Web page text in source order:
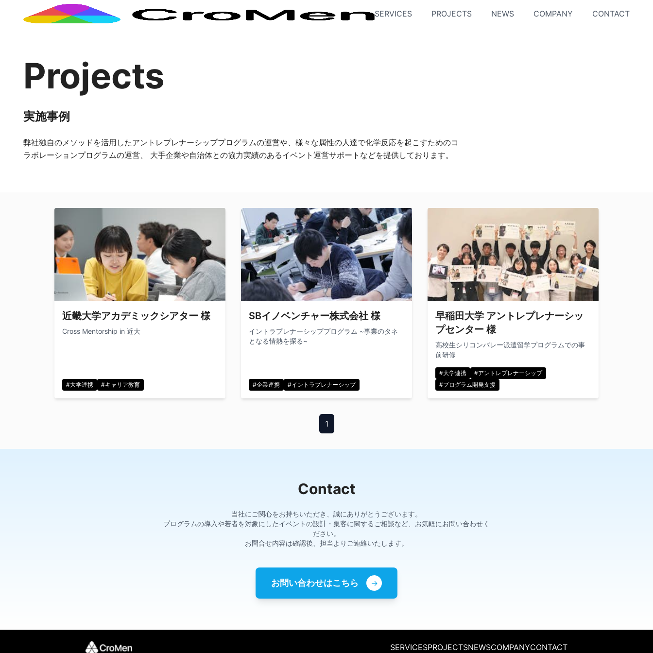
SERVICES PROJECTS NEWS COMPANY CONTACT
Projects
実施事例
弊社独自のメソッドを活用したアントレプレナーシッププログラムの運営や、様々な属性の人達で化学反応を起こすためのコ
ラボレーションプログラムの運営、 大手企業や自治体との協力実績のあるイベント運営サポートなどを提供しております。
近畿大学アカデミックシアター 様
Cross Mentorship in 近大
#大学連携 #キャリア教育
SBイノベンチャー株式会社 様
イントラプレナーシッププログラム ~事業のタネ
となる情熱を探る~
#企業連携 #イントラプレナーシップ
早稲田大学 アントレプレナーシッ
プセンター 様
高校生シリコンバレー派遣留学プログラムでの事
前研修
#大学連携
#アントレプレナーシップ
#プログラム開発支援
1
Contact
当社にご関心をお持ちいただき、誠にありがとうございます。
プログラムの導入や若者を対象にしたイベントの設計・集客に関するご相談など、お気軽にお問い合わせく
ださい。
お問合せ内容は確認後、担当よりご連絡いたします。
お問い合わせはこちら →
SERVICESPROJECTSNEWSCOMPANYCONTACT